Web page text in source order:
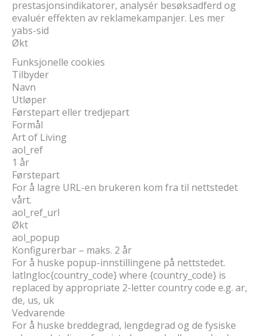
prestasjonsindikatorer, analysér besøksadferd og
evaluér effekten av reklamekampanjer. Les mer
yabs-sid
Økt
Funksjonelle cookies
Tilbyder
Navn
Utløper
Førstepart eller tredjepart
Formål
Art of Living
aol_ref
1 år
Førstepart
For å lagre URL-en brukeren kom fra til nettstedet
vårt.
aol_ref_url
Økt
aol_popup
Konfigurerbar – maks. 2 år
For å huske popup-innstillingene på nettstedet.
latlngloc{country_code} where {country_code} is
replaced by appropriate 2-letter country code e.g. ar,
de, us, uk
Vedvarende
For å huske breddegrad, lengdegrad og de fysiske